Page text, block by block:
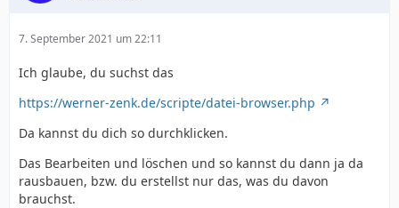
7. September 2021 um 22:11
Ich glaube, du suchst das
https://werner-zenk.de/scripte/datei-browser.php
Da kannst du dich so durchklicken.
Das Bearbeiten und löschen und so kannst du dann ja da
rausbauen, bzw. du erstellst nur das, was du davon
brauchst.